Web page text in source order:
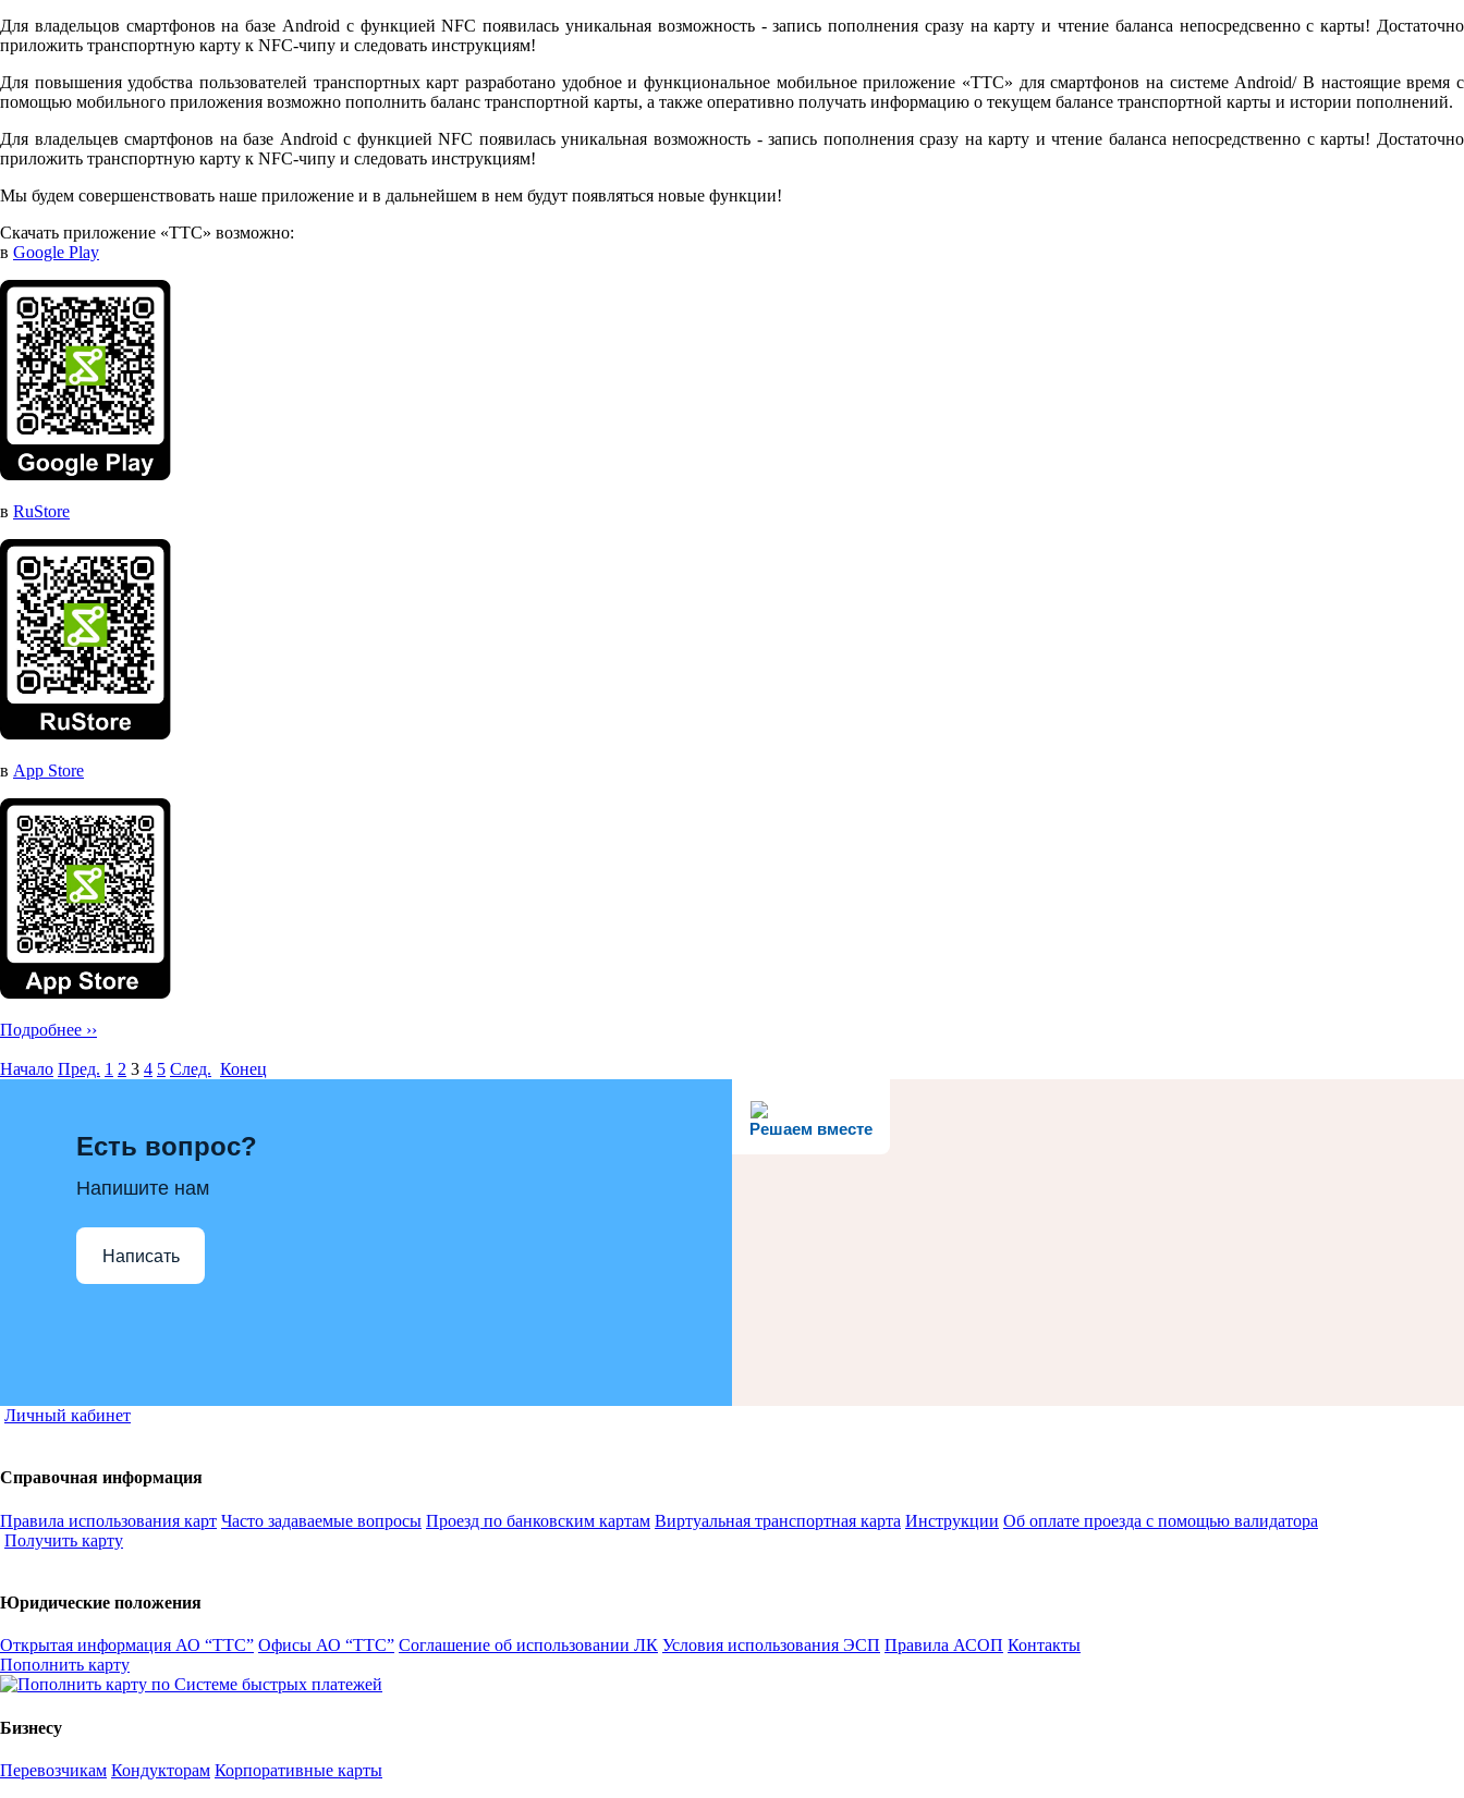
Для владельцов смартфонов на базе Android с функцией NFC появилась уникальная возможность - запись пополнения сразу на карту и чтение баланса непосредсвенно с карты! Достаточно
приложить транспортную карту к NFC-чипу и следовать инструкциям!
Для повышения удобства пользователей транспортных карт разработано удобное и функциональное мобильное приложение «ТТС» для смартфонов на системе Android/ В настоящие время с
помощью мобильного приложения возможно пополнить баланс транспортной карты, а также оперативно получать информацию о текущем балансе транспортной карты и истории пополнений.
Для владельцев смартфонов на базе Android с функцией NFC появилась уникальная возможность - запись пополнения сразу на карту и чтение баланса непосредственно с карты! Достаточно
приложить транспортную карту к NFC-чипу и следовать инструкциям!
Мы будем совершенствовать наше приложение и в дальнейшем в нем будут появляться новые функции!
Скачать приложение «ТТС» возможно:
в Google Play
в RuStore
в App Store
Подробнее ››
Начало Пред. 1 2 3 4 5 След. Конец
Решаем вместе
Есть вопрос?
Напишите нам
Написать
Личный кабинет
Справочная информация
Правила использования карт Часто задаваемые вопросы Проезд по банковским картам Виртуальная транспортная карта Инструкции Об оплате проезда с помощью валидатора
Получить карту
Юридические положения
Открытая информация АО “ТТС” Офисы АО “ТТС” Соглашение об использовании ЛК Условия использования ЭСП Правила АСОП Контакты
Пополнить карту
Бизнесу
Перевозчикам Кондукторам Корпоративные карты